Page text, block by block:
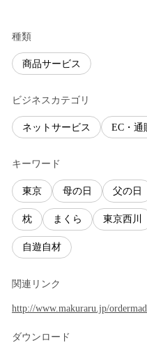
種類
商品サービス
ビジネスカテゴリ
ネットサービス EC・通
キーワード
東京 母の日 父の日
枕 まくら 東京西川
自遊自材
関連リンク
http://www.makuraru.jp/
ダウンロード